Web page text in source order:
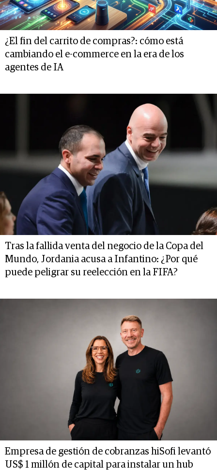
¿El fin del carrito de compras?: cómo está
cambiando el e-commerce en la era de los
agentes de IA
Tras la fallida venta del negocio de la Copa del
Mundo, Jordania acusa a Infantino: ¿Por qué
puede peligrar su reelección en la FIFA?
Empresa de gestión de cobranzas hiSofi levantó
US$ 1 millón de capital para instalar un hub